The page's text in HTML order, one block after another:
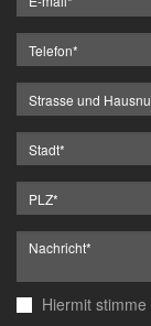
Hiermit